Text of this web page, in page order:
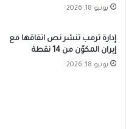
يونيو 18, 2026
إدارة ترمب تنشر نص اتفاقها مع
إيران المكوّن من 14 نقطة
يونيو 18, 2026